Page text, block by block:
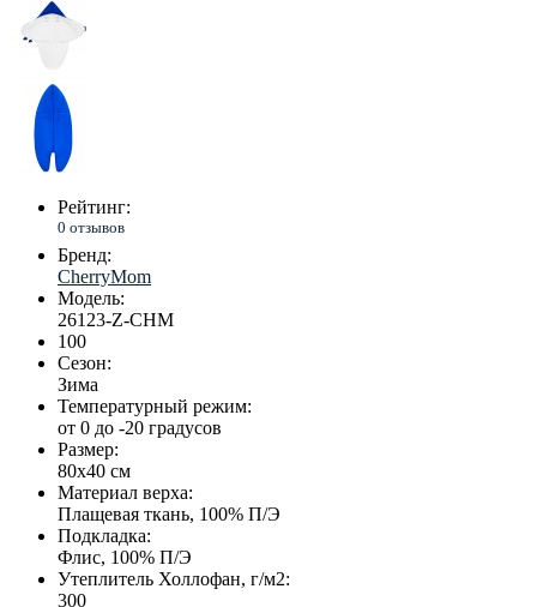
Рейтинг:
0 отзывов
Бренд:
CherryMom
Модель:
26123-Z-CHM
100
Сезон:
Зима
Температурный режим:
от 0 до -20 градусов
Размер:
80х40 см
Материал верха:
Плащевая ткань, 100% П/Э
Подкладка:
Флис, 100% П/Э
Утеплитель Холлофан, г/м2:
300